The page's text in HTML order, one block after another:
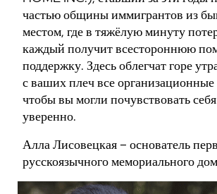
частью общины иммигрантов из
местом, где в тяжёлую минуту
каждый получит всестороннюю
поддержку. Здесь облегчат горе
с ваших плеч все
чтобы вы могли почувствовать
уверенно.
Алла Лисовецкая – основатель
русскоязычного мемориального